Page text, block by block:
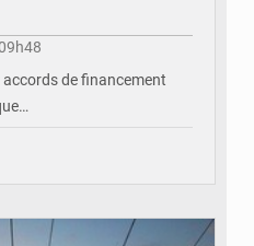
de financement